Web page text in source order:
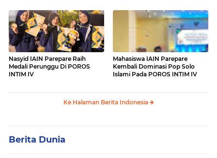
Nasyid IAIN Parepare Raih
Medali Perunggu Di POROS
INTIM IV
Mahasiswa IAIN Parepare
Kembali Dominasi Pop Solo
Islami Pada POROS INTIM IV
Ke Halaman Berita Indonesia
Berita Dunia